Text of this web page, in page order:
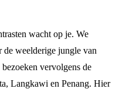
wacht op je. We
de weelderige jungle van
vervolgens de
Langkawi en Penang. Hier